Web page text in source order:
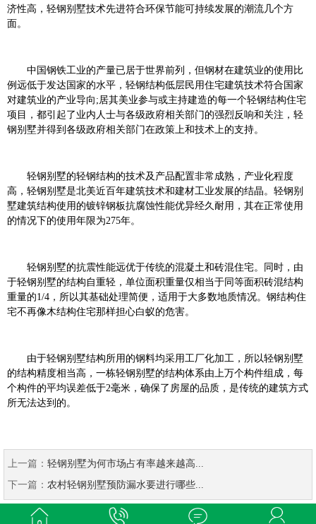
济性高，轻钢别墅技术先进符合环保节能可持续发展的潮流几个方
面。
中国钢铁工业的产量已居于世界前列，但钢材在建筑业的使用比
例远低于发达国家的水平，轻钢结构低层民用住宅建筑技术符合国家
对建筑业的产业导向;居其美业参与或主持建造的每一个轻钢结构住宅
项目，都引起了业内人士与各级政府相关部门的强烈反响和关注，轻
钢别墅并得到各级政府相关部门在政策上和技术上的支持。
轻钢别墅的轻钢结构的技术及产品配置非常成熟，产业化程度
高，轻钢别墅是北美近百年建筑技术和建材工业发展的结晶。轻钢别
墅建筑结构使用的镀锌钢板抗腐蚀性能优异经久耐用，其在正常使用
的情况下的使用年限为275年。
轻钢别墅的抗震性能远优于传统的混凝土和砖混住宅。同时，由
于轻钢别墅的结构自重轻，单位面积重量仅相当于同等面积砖混结构
重量的1/4，所以其基础处理简便，适用于大多数地质情况。钢结构住
宅不再像木结构住宅那样担心白蚁的危害。
由于轻钢别墅结构所用的钢料均采用工厂化加工，所以轻钢别墅
的结构精度相当高，一栋轻钢别墅的结构体系由上万个构件组成，每
个构件的平均误差低于2毫米，确保了房屋的品质，是传统的建筑方式
所无法达到的。
上一篇： 轻钢别墅为何市场占有率越来越高...
下一篇： 农村轻钢别墅预防漏水要进行哪些...